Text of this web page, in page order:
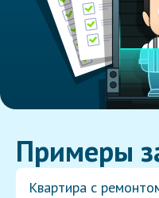
Примеры
Квартира с